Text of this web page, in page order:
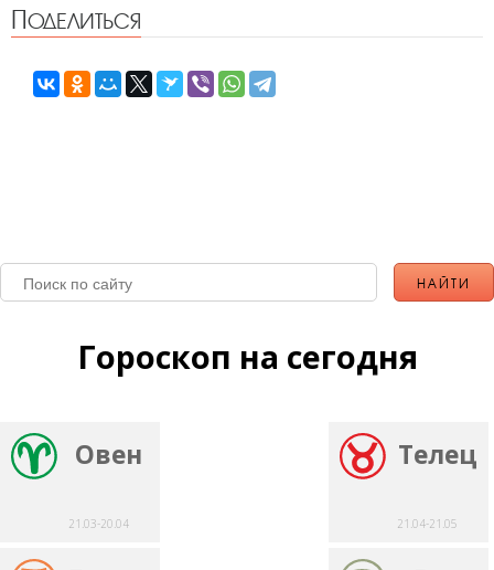
Поделиться
Гороскоп на сегодня
Овен
21.03-20.04
Телец
21.04-21.05